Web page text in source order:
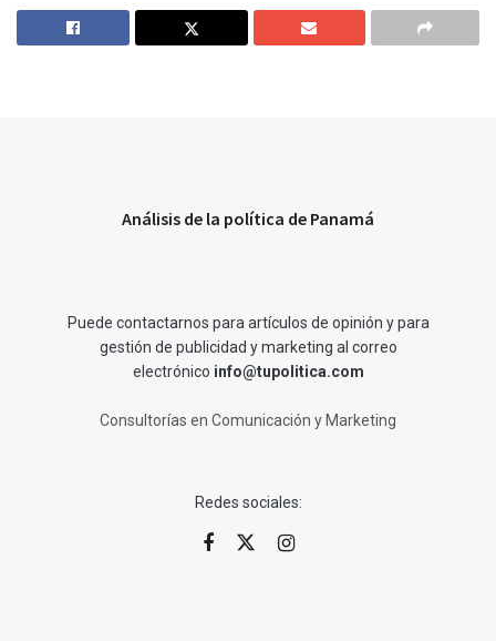
Análisis de la política de Panamá
Puede contactarnos para artículos de opinión y para
gestión de publicidad y marketing al correo
electrónico info@tupolitica.com
Consultorías en Comunicación y Marketing
Redes sociales: